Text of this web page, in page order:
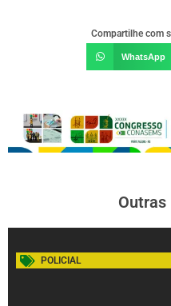
Compartilhe com
WhatsApp
POLICIAL